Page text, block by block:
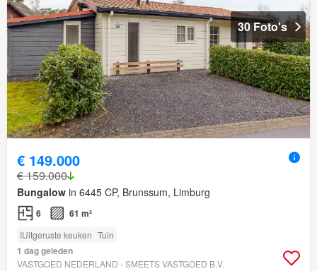
30 Foto's
€ 149.000
€ 159.000
Bungalow in 6445 CP, Brunssum, Limburg
6 61 m²
IUitgeruste keuken Tuin
1 dag geleden
VASTGOED NEDERLAND - SMEETS VASTGOED B.V.